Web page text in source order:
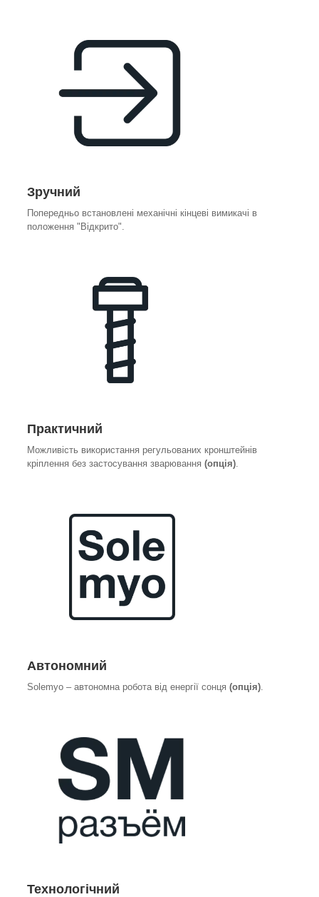
Зручний
Попередньо встановлені механічні кінцеві вимикачі в
положення "Відкрито".
Практичний
Можливість використання регульованих кронштейнів
кріплення без застосування зварювання (опція)
Автономний
Solemyo – автономна робота від енергії сонця (опція)
Технологічний